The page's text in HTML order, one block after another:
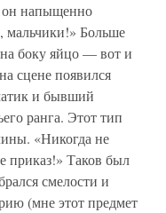
он напыщенно
мальчики!» Больше
боку яйцо — вот и
сцене появился
и бывший
ранга. Этот тип
«Никогда не
приказ!» Таков был
смелости и
(мне этот предмет